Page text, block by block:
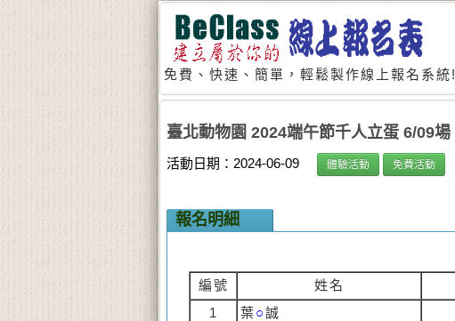
免費、快速、簡單，輕鬆製作線上報名系統!
臺北動物園 2024端午節千人立蛋 6/09場
活動日期：2024-06-09 體驗活動 免費活動
報名明細
編號 姓名
1
葉○誠